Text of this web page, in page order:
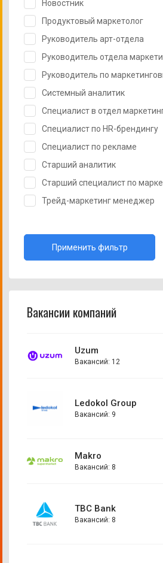
Новостник
Продуктовый маркетолог
Руководитель арт-отдела
Руководитель отдела
Руководитель по
Системный аналитик
Специалист в отдел
Специалист по HR-брендингу
Специалист по рекламе
Старший аналитик
Старший специалист по
Трейд-маркетинг менеджер
Вакансии компаний
Uzum
Вакансий: 12
Ledokol Group
Вакансий: 9
Makro
Вакансий: 8
TBC Bank
Вакансий: 8